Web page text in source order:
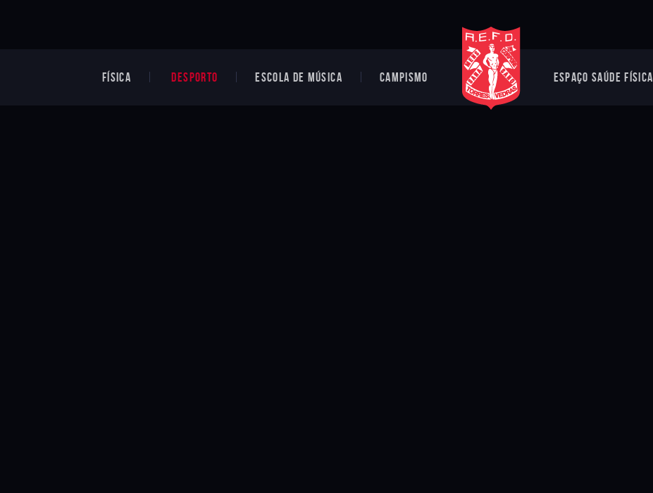
FÍSICA DESPORTO ESCOLA DE MÚSICA CAMPISMO ESPAÇO SAÚDE FÍSICA